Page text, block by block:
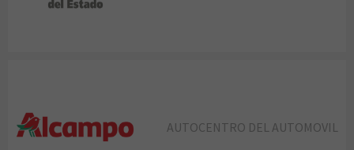
AUTOCENTRO DEL AUTOMOVIL